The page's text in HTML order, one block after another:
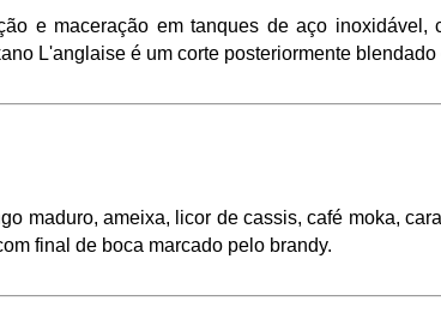
e maceração em tanques de aço
L'anglaise é um corte posteriormente
maduro, ameixa, licor de cassis, café moka,
final de boca marcado pelo brandy.